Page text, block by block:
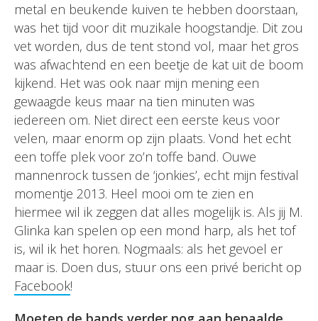
metal en beukende kuiven te hebben doorstaan,
was het tijd voor dit muzikale hoogstandje. Dit zou
vet worden, dus de tent stond vol, maar het gros
was afwachtend en een beetje de kat uit de boom
kijkend. Het was ook naar mijn mening een
gewaagde keus maar na tien minuten was
iedereen om. Niet direct een eerste keus voor
velen, maar enorm op zijn plaats. Vond het echt
een toffe plek voor zo’n toffe band. Ouwe
mannenrock tussen de ‘jonkies’, echt mijn festival
momentje 2013. Heel mooi om te zien en
hiermee wil ik zeggen dat alles mogelijk is. Als jij M.
Glinka kan spelen op een mond harp, als het tof
is, wil ik het horen. Nogmaals: als het gevoel er
maar is. Doen dus, stuur ons een privé bericht op
Facebook!